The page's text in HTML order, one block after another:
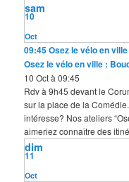
Oct
10
sam
09:45Osez le vélo en
Osez le vélo en ville :
10 Oct à 09:45
Rdv à 9h45 devant le
sur la place de la
intéresse? Nos ateliers
aimeriez connaître des
Oct
11
dim